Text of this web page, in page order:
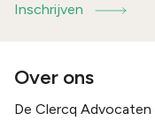
Inschrijven
Over ons
De Clercq